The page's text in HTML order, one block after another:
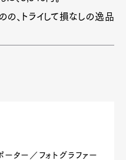
の、トライして損なしの逸品
ーター／フォトグラファー